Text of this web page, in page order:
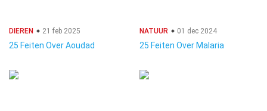
DIEREN 21 feb 2025
25 Feiten Over Aoudad
NATUUR 01 dec 2024
25 Feiten Over Malaria